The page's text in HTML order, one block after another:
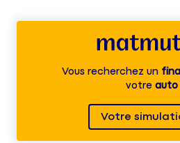
Vous recherchez un
votre auto
Votre